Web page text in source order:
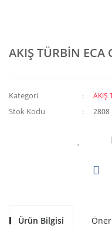
AKIŞ TÜRBİN ECA
Kategori AKIŞ
Stok Kodu 2808
Ürün Bilgisi